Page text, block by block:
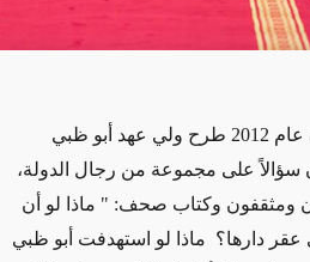
في أمسية من ليالي رمضان عام 2012 طرح ولي عهد أبو ظبي
سؤالاً على مجموعة من رجال الدولة،
ومثقفون وكتاب صحف: " ماذا لو أن
عقر دارها؟ ماذا لو استهدفت أبو ظبي